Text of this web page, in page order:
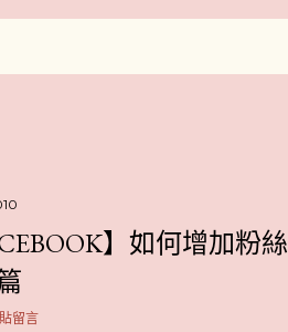
】如何增加粉絲
留言